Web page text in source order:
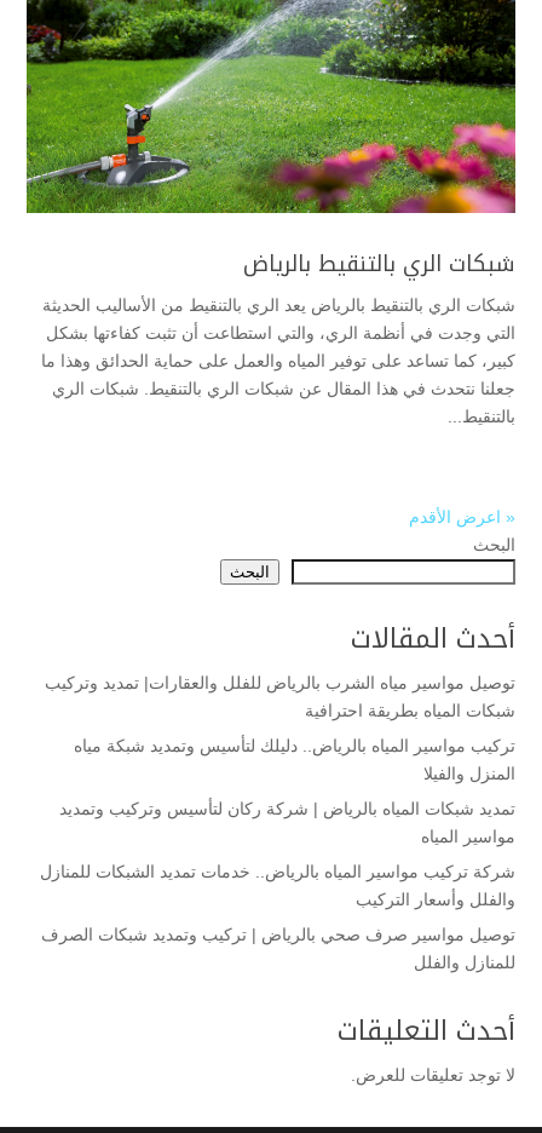
شبكات الري بالتنقيط بالرياض
شبكات الري بالتنقيط بالرياض يعد الري بالتنقيط من الأساليب الحديثة
التي وجدت في أنظمة الري، والتي استطاعت أن تثبت كفاءتها بشكل
كبير، كما تساعد على توفير المياه والعمل على حماية الحدائق وهذا ما
جعلنا نتحدث في هذا المقال عن شبكات الري بالتنقيط. شبكات الري
بالتنقيط...
« اعرض الأقدم
البحث
البحث
أحدث المقالات
توصيل مواسير مياه الشرب بالرياض للفلل والعقارات| تمديد وتركيب
شبكات المياه بطريقة احترافية
تركيب مواسير المياه بالرياض.. دليلك لتأسيس وتمديد شبكة مياه
المنزل والفيلا
تمديد شبكات المياه بالرياض | شركة ركان لتأسيس وتركيب وتمديد
مواسير المياه
شركة تركيب مواسير المياه بالرياض.. خدمات تمديد الشبكات للمنازل
والفلل وأسعار التركيب
توصيل مواسير صرف صحي بالرياض | تركيب وتمديد شبكات الصرف
للمنازل والفلل
أحدث التعليقات
لا توجد تعليقات للعرض.